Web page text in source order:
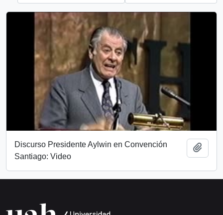
Discurso Presidente Aylwin en Convención
Santiago: Video